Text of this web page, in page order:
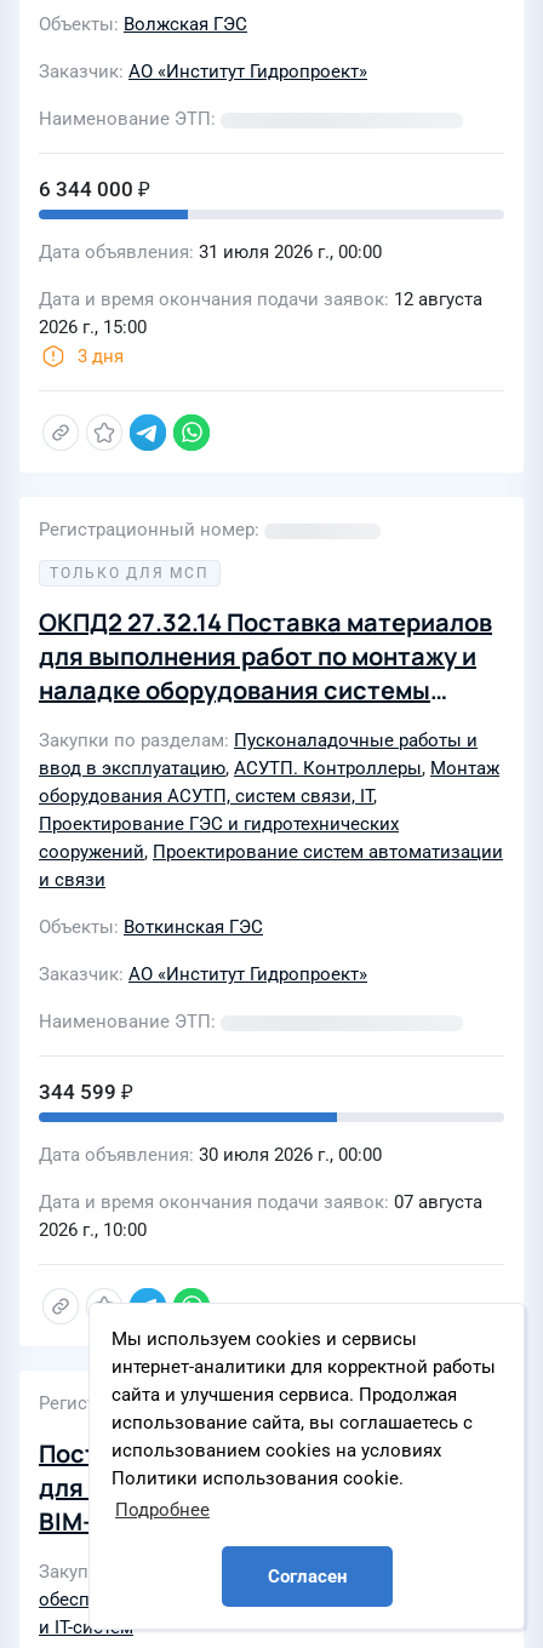
Мы используем cookies и сервисы
интернет-аналитики для корректной работы
сайта и улучшения сервиса. Продолжая
использование сайта, вы соглашаетесь с
использованием cookies на условиях
Политики использования cookie.
Подробнее
Согласен
Объекты Волжская ГЭС
Заказчик АО «Институт Гидропроект»
Наименование ЭТП
6 344 000 ₽
Дата объявления 31 июля 2026 г., 00:00
Дата и время окончания подачи заявок 12 августа
2026 г., 15:00
3 дня
Регистрационный номер
ТОЛЬКО ДЛЯ МСП
ОКПД2 27.32.14 Поставка материалов
для выполнения работ по монтажу и
наладке оборудования системы
автоматизации инструментальных
наблюдений за состоянием бетонных
сооружений Воткинской ГЭС (лот №
0051-ТПИР ОБСЛ ДОХ-2026-ГП)
Закупки по разделам
Пусконаладочные работы и
ввод в эксплуатацию, АСУТП. Контроллеры, Монтаж
оборудования АСУТП, систем связи, IT,
Проектирование ГЭС и гидротехнических
сооружений, Проектирование систем автоматизации
и связи
Объекты Воткинская ГЭС
Заказчик АО «Институт Гидропроект»
Наименование ЭТП
344 599 ₽
Дата объявления 30 июля 2026 г., 00:00
Дата и время окончания подачи заявок 07 августа
2026 г., 10:00
Регистрационный номер
Поставка программного обеспечение
для организации среды общих данных
BIM-проектов
Закупки по разделам
IT решения и программное
обеспечение
Внедрение программного обеспечения
и IT-систем